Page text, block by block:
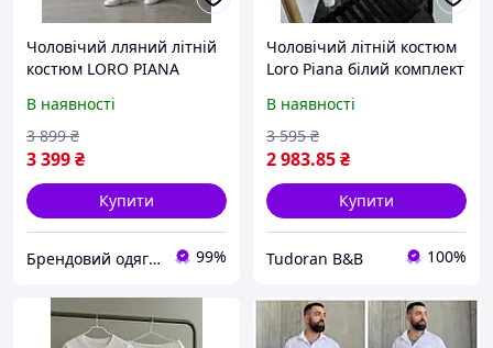
Чоловічий лляний літній
костюм LORO PIANA
білий мусліновий
В наявності
3 399₴
3 899 ₴
Купити
Брендовий одяг від інтернет-магазина «Trendy Shop» 99%
Чоловічий літній костюм
Loro Piana білий комплект
рукавом та штани
бавовняний
демісезонний
В наявності
2 983.85₴
3 595 ₴
Купити
Tudoran B&B 100%